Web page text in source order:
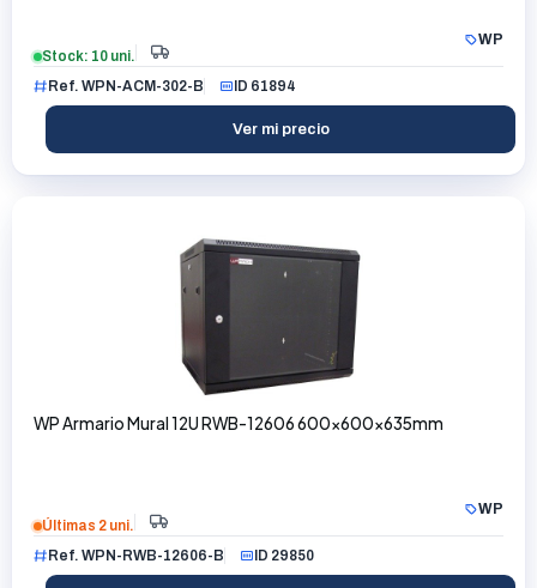
WP
Stock: 10 uni.
Ref. WPN-ACM-302-B
ID 61894
Ver mi precio
WP Armario Mural 12U RWB-12606 600x600x635mm
WP
Últimas 2 uni.
Ref. WPN-RWB-12606-B
ID 29850